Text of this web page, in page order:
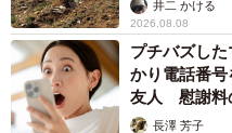
井二 かける
2026.08.08
プチバズし
かり電話番
友人 慰謝料
解説】長澤 芳子